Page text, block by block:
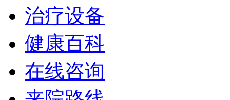
治疗设备
健康百科
在线咨询